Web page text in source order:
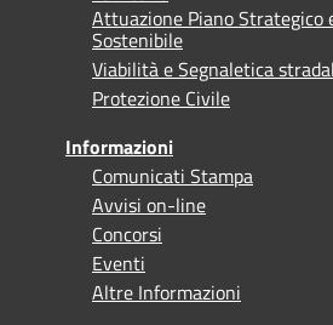
Attuazione Piano Strategico
Sostenibile
Viabilità e Segnaletica
Protezione Civile
Informazioni
Comunicati Stampa
Avvisi on-line
Concorsi
Eventi
Altre Informazioni